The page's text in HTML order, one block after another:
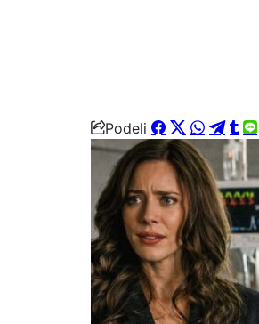
Podeli